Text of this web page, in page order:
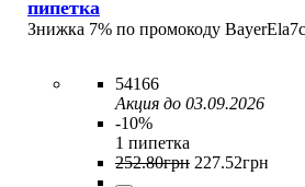
пипетка
Знижка 7% по промокоду BayerEla7
54166
Акция до 03.09.2026
-10%
1 пипетка
252.80грн 227.52грн